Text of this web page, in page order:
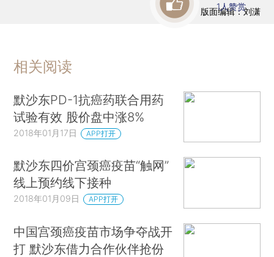
版面编辑：刘潇
1人赞赏
相关阅读
默沙东PD-1抗癌药联合用药
试验有效 股价盘中涨8%
2018年01月17日 APP打开
默沙东四价宫颈癌疫苗“触网”
线上预约线下接种
2018年01月09日 APP打开
中国宫颈癌疫苗市场争夺战开
打 默沙东借力合作伙伴抢份